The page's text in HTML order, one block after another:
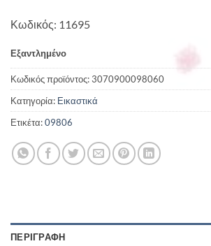
Κωδικός: 11695
Εξαντλημένο
Κωδικός προϊόντος:3070900098060
Κατηγορία: Εικαστικά
Ετικέτα:09806
ΠΕΡΙΓΡΑΦΉ